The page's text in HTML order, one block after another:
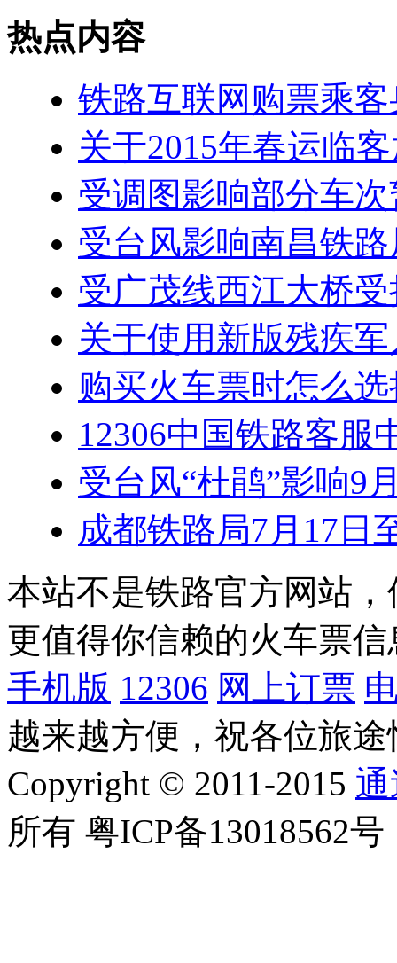
热点内容
铁路互联网购票乘
关于2015年春运临
受调图影响部分车
受台风影响南昌铁
受广茂线西江大桥
关于使用新版残疾
购买火车票时怎么
12306中国铁路客服
受台风“杜鹃”影响9
成都铁路局7月17日
本站不是铁路官方网站
更值得你信赖的火车票
手机版 12306 网上订票
越来越方便，祝各位旅途
Copyright © 2011-2015
所有 粤ICP备13018562号